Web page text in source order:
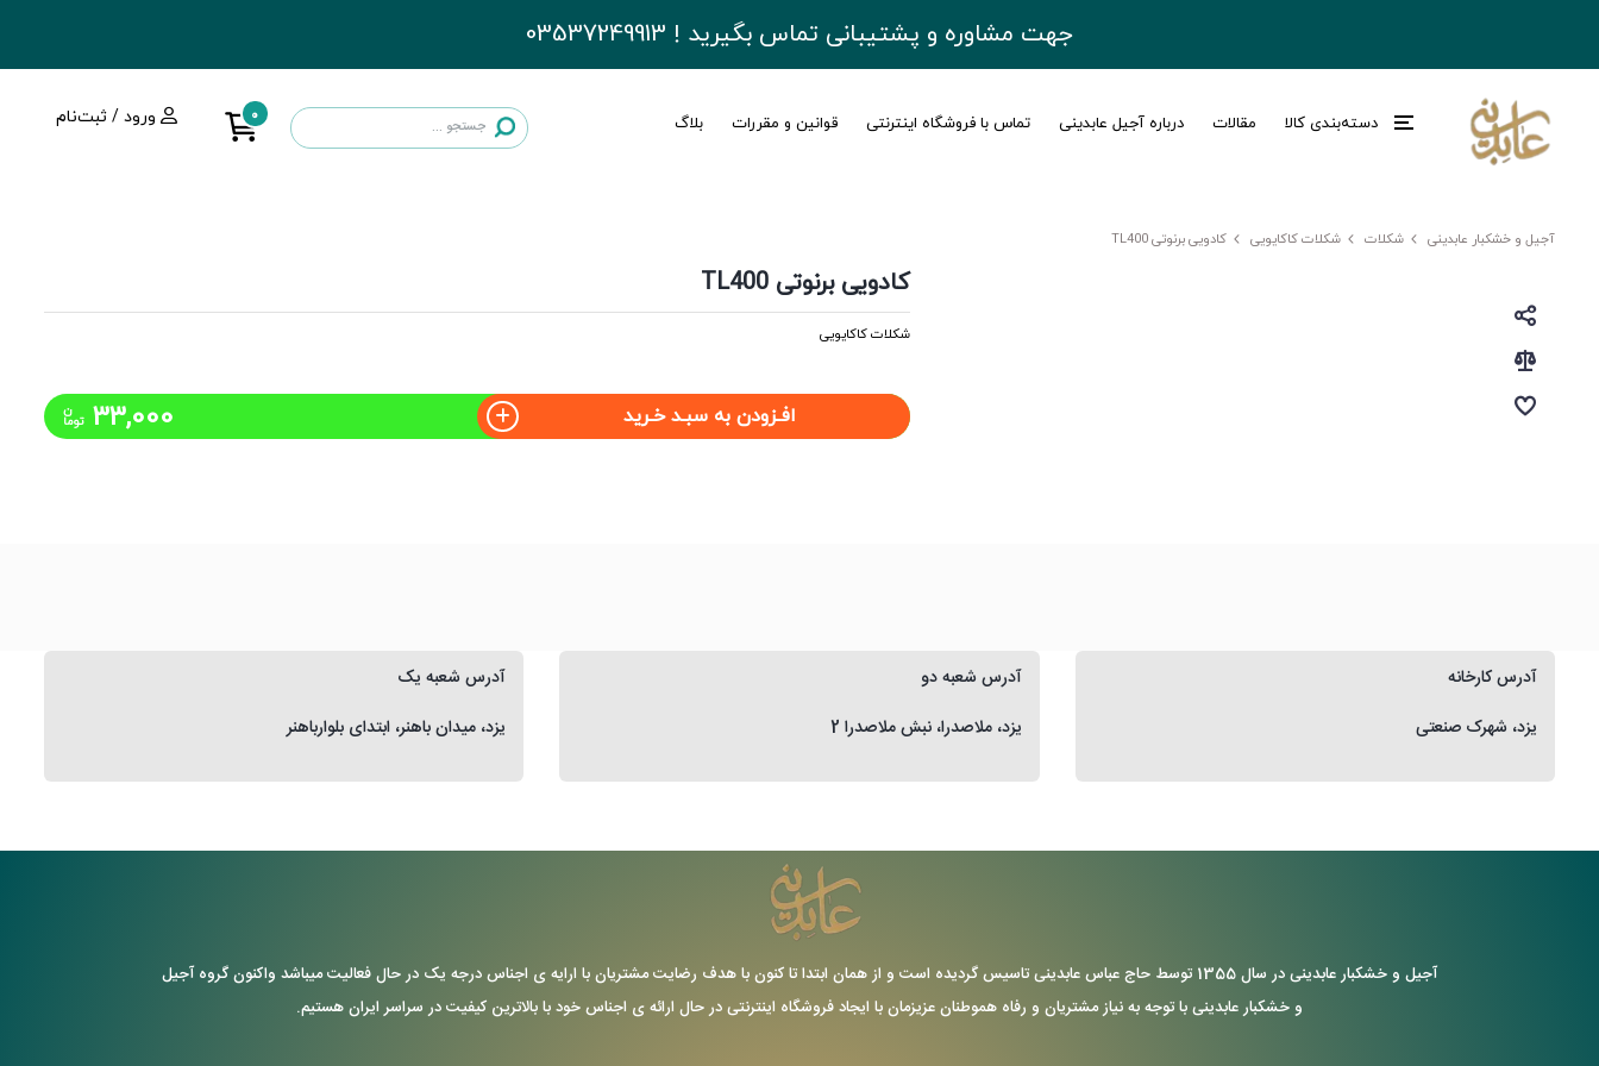
جهت مشاوره و پشتیبانی تماس بگیرید ! 03537249913
ورود / ثبت‌نام 0 دسته‌بندی کالا مقالات درباره آجیل عابدینی تماس با فروشگاه اینترنتی قوانین و مقررات بلاگ
آجیل و خشکبار عابدینی شکلات شکلات کاکایویی کادویی برنوتی TL400
کادویی برنوتی TL400
شکلات کاکایویی
افـزودن به سبـد خـرید 33,000 توما
ن
آدرس شعبه یک
یزد، میدان باهنر، ابتدای بلوارباهنر
آدرس شعبه دو
یزد، ملاصدرا، نبش ملاصدرا 2
آدرس کارخانه
یزد، شهرک صنعتی
آجیل و خشکبار عابدینی در سال 1355 توسط حاج عباس عابدینی تاسیس گردیده است و از همان ابتدا تا کنون با هدف رضایت مشتریان با ارایه ی اجناس درجه یک در حال فعالیت میباشد واکنون گروه آجیل
و خشکبار عابدینی با توجه به نیاز مشتریان و رفاه هموطنان عزیزمان با ایجاد فروشگاه اینترنتی در حال ارائه ی اجناس خود با بالاترین کیفیت در سراسر ایران هستیم.